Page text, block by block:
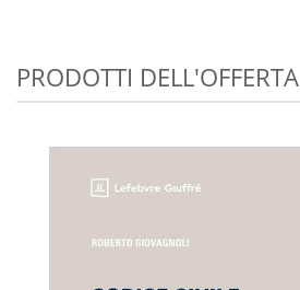
PRODOTTI DELL'OFFERTA